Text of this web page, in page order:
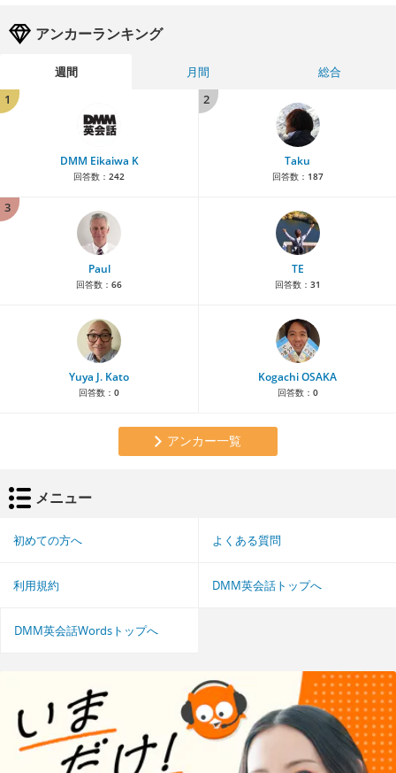
アンカーランキング
週間 月間
総合
1
DMM Eikaiwa K
回答数： 242
2
Taku
回答数： 187
3
Paul
回答数： 66
TE
回答数： 31
Yuya J. Kato
回答数： 0
Kogachi OSAKA
回答数： 0
アンカー一覧
メニュー
初めての方へ よくある質問
利用規約 DMM英会話トップへ
DMM英会話Wordsトップへ